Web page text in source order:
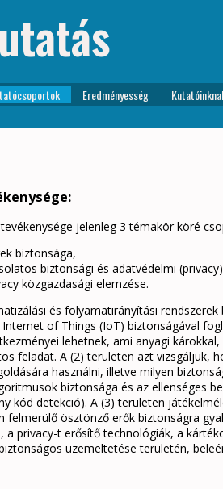
Eredményesség
jelenleg 3 témakör köré
biztonsága,
biztonsági és adatvédelmi
közgazdasági elemzése.
és folyamatirányítási
of Things (IoT) biztonságával
lehetnek, ami anyagi
feladat. A (2) területen azt vizsgáljuk,
használni, illetve milyen
biztonsága és az ellenséges
kód detekció). A (3) területen
felmerülő ösztönző erők biztonságra
privacy-t erősítő technológiák, a
üzemeltetése területén,